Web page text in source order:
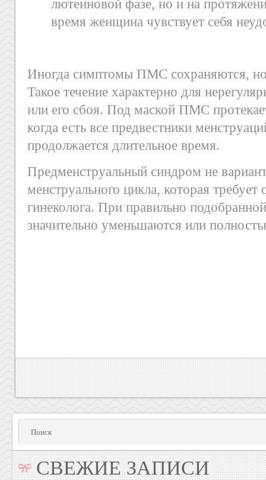
лютеиновой фазе, но и на
время женщина чувствует себя
Иногда симптомы ПМС сохраняются,
Такое течение характерно для
или его сбоя. Под маской ПМС
когда есть все предвестники
продолжается длительное время.
Предменструальный синдром не
менструального цикла, которая требует
гинеколога. При правильно
значительно уменьшаются или
СВЕЖИЕ ЗАПИСИ